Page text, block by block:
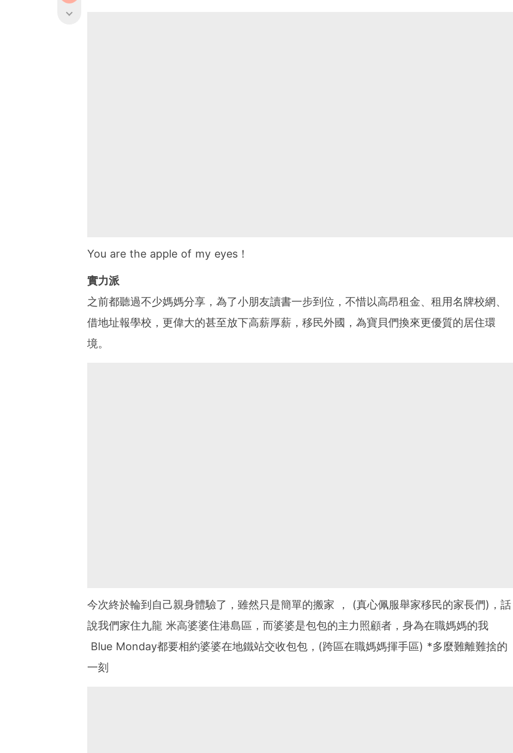
You are the apple of my eyes！
實力派
之前都聽過不少媽媽分享，為了小朋友讀書一步到位，不惜以高昂租金、租用名牌校網、
借地址報學校，更偉大的甚至放下高薪厚薪，移民外國，為寶貝們換來更優質的居住環
境。
今次終於輪到自己親身體驗了，雖然只是簡單的搬家 ， (真心佩服舉家移民的家長們)，話
說我們家住九龍 米高婆婆住港島區，而婆婆是包包的主力照顧者，身為在職媽媽的我
Blue Monday都要相約婆婆在地鐵站交收包包，(跨區在職媽媽揮手區) *多麼難離難捨的
一刻